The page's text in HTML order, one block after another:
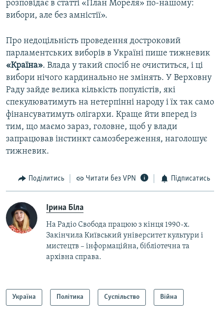
розповідає в статті «План Мореля» по-нашому:
вибори, але без амністії».
Про недоцільність проведення достроковий
парламентських виборів в Україні пише тижневик
«Країна». Влада у такий спосіб не очиститься, і ці
вибори нічого кардинально не змінять. У Верховну
Раду зайде велика кількість популістів, які
спекулюватимуть на нетерпінні народу і їх так само
фінансуватимуть олігархи. Краще йти вперед із
тим, що маємо зараз, головне, щоб у влади
запрацював інстинкт самозбереження, наголошує
тижневик.
Поділитись Читати без VPN Підписатись
Ірина Біла
На Радіо Свобода працюю з кінця 1990-х.
Закінчила Київський університет культури і
мистецтв – інформаційна, бібліотечна та
архівна справа.
Україна Політика Суспільство Війна